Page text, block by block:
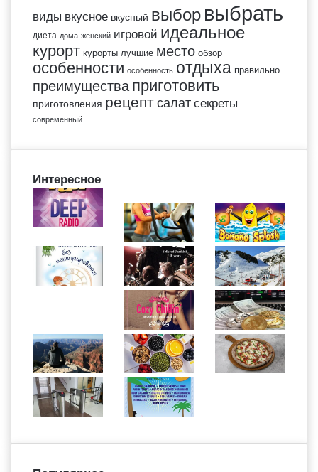
виды вкусное вкусный выбор выбрать
диета дома женский игровой идеальное
курорт курорты лучшие место обзор
особенности особенность отдыха правильно
преимущества приготовить
приготовления рецепт салат секреты
современный
Интересное